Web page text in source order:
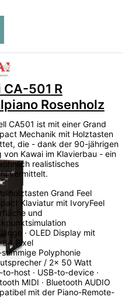
Zu diesem Produkt liegen
CA-501 R
Rosenholz
CA501 ist mit einer Grand
Mechanik mit Holztasten
die - dank der 90-jährigen
von Kawai im Klavierbau - ein
realistisches
vermittelt.
Grand Feel
Klaviatur mit IvoryFeel
und
· OLED Display mit
Pixel
Polyphonie
/ 2x 50 Watt
to-host · USB-to-device ·
MIDI · Bluetooth AUDIO
mit der Piano-Remote-